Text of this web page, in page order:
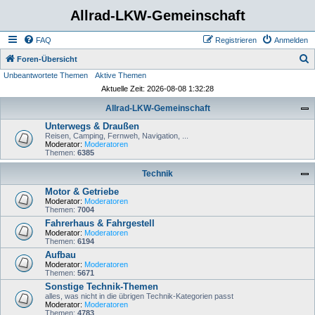
Allrad-LKW-Gemeinschaft
FAQ Anmelden
Registrieren
Foren-Übersicht
Unbeantwortete Themen
Aktive Themen
Aktuelle Zeit: 2026-08-08 1:32:28
Allrad-LKW-Gemeinschaft
Unterwegs & Draußen
Reisen, Camping, Fernweh, Navigation, ...
Moderator: Moderatoren
Themen: 6385
Technik
Motor & Getriebe
Moderator: Moderatoren
Themen: 7004
Fahrerhaus & Fahrgestell
Moderator: Moderatoren
Themen: 6194
Aufbau
Moderator: Moderatoren
Themen: 5671
Sonstige Technik-Themen
alles, was nicht in die übrigen Technik-Kategorien passt
Moderator: Moderatoren
Themen: 4783